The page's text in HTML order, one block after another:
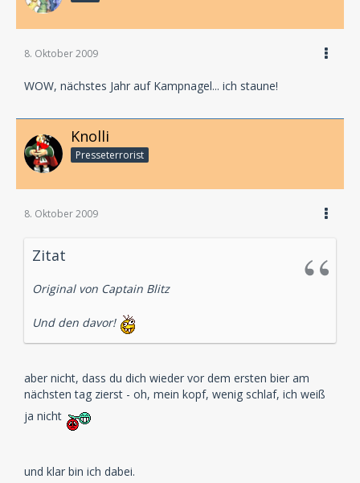
8. Oktober 2009
WOW, nächstes Jahr auf Kampnagel... ich staune!
Knolli
Presseterrorist
8. Oktober 2009
Zitat
Original von Captain Blitz
Und den davor!
aber nicht, dass du dich wieder vor dem ersten bier am
nächsten tag zierst - oh, mein kopf, wenig schlaf, ich weiß
ja nicht
und klar bin ich dabei.